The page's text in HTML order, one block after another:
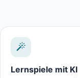
Lernspiele mit KI